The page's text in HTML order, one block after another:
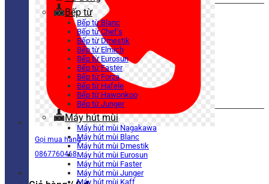
Gọi mua hàng
0867760468
Bếp từ
Bếp từ Blanc
Bếp từ Chef’s
Bếp từ Dmestik
Bếp từ Elmich
Bếp từ Eurosun
Bếp từ Faster
Bếp từ Forza
Bếp từ Hafele
Bếp từ Hawonkoo
Bếp từ Junger
Máy hút mùi
Máy hút mùi Nagakawa
Máy hút mùi Blanc
Máy hút mùi Dmestik
Máy hút mùi Eurosun
Máy hút mùi Faster
Máy hút mùi Junger
Máy hút mùi Kaff